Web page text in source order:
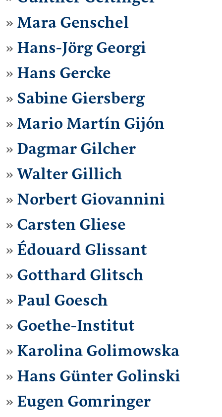
Mara Genschel
Hans-Jörg Georgi
Hans Gercke
Sabine Giersberg
Mario Martín Gijón
Dagmar Gilcher
Walter Gillich
Norbert Giovannini
Carsten Gliese
Édouard Glissant
Gotthard Glitsch
Paul Goesch
Goethe-Institut
Karolina Golimowska
Hans Günter Golinski
Eugen Gomringer